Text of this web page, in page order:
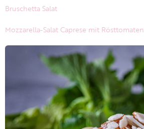
Bruschetta Salat
Mozzarella-Salat Caprese mit Rösttomaten